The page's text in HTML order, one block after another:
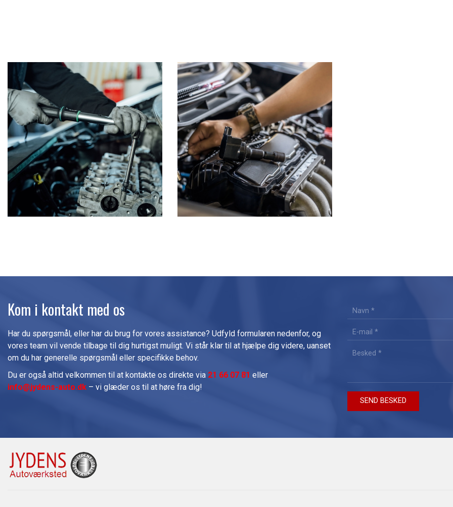
Kom i kontakt med os
Har du spørgsmål, eller har du brug for vores assistance? Udfyld formularen nedenfor, og
vores team vil vende tilbage til dig hurtigst muligt. Vi står klar til at hjælpe dig videre, uanset
om du har generelle spørgsmål eller specifikke behov.
Du er også altid velkommen til at kontakte os direkte via 21 66 07 81 eller
info@jydens-auto.dk – vi glæder os til at høre fra dig!